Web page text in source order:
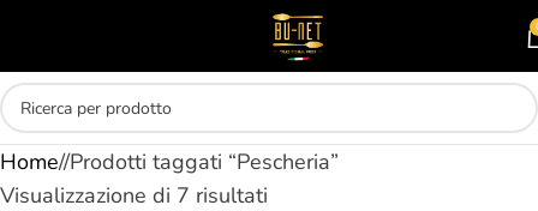
Home/ Prodotti taggati “Pescheria”
Visualizzazione di 7 risultati